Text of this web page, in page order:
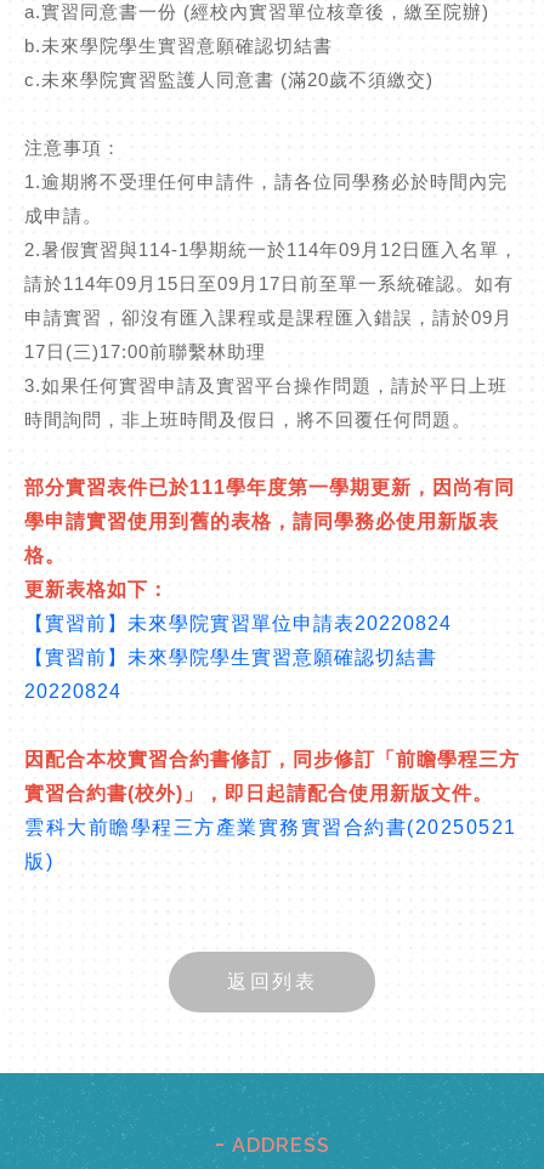
a.實習同意書一份 (經校內實習單位核章後，繳至院辦)
b.未來學院學生實習意願確認切結書
c.未來學院實習監護人同意書 (滿20歲不須繳交)
注意事項：
1.逾期將不受理任何申請件，請各位同學務必於時間內完
成申請。
2.暑假實習與114-1學期統一於114年09 月 12日匯入名單，
請於114年09 月 15日至09 月 17日前至單一系統確認。如有
申請實習，卻沒有匯入課程或是課程匯入錯誤，請於09 月
17日 (三)17:00前聯繫林助理
3.如果任何實習申請及實習平台操作問題，請於平日上班
時間詢問，非上班時間及假日，將不回覆任何問題。
部分實習表件已於111學年度第一學期更新，因尚有同
學申請實習使用到舊的表格，請同學務必使用新版表
格。
更新表格如下：
【實習前】未來學院實習單位申請表20220824
【實習前】未來學院學生實習意願確認切結書
20220824
因配合本校實習合約書修訂，同步修訂「前瞻學程三方
實習合約書(校外) 」，即日起請配合使用新版文件。
雲科大前瞻學程三方產業實務實習合約書(20250521
版)
返回列表
ADDRESS